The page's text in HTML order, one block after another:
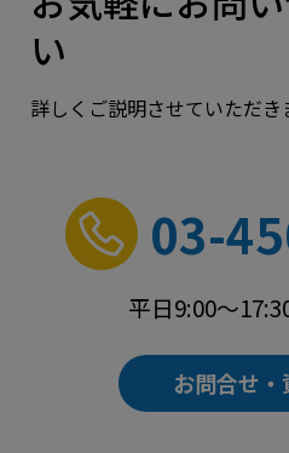
い
詳しくご説明させていただき
03-
平日9:00～
お問合せ